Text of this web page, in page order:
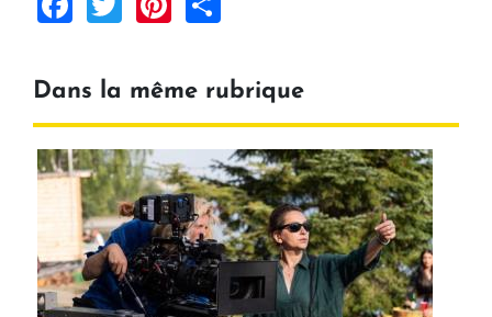
Dans la même rubrique